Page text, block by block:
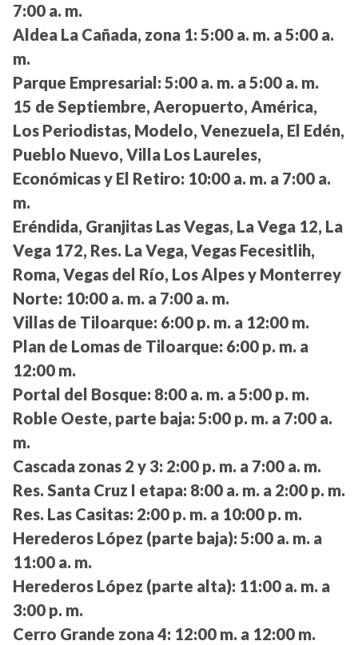
7:00 a. m.
Aldea La Cañada, zona 1: 5:00 a. m. a 5:00 a.
m.
Parque Empresarial: 5:00 a. m. a 5:00 a. m.
15 de Septiembre, Aeropuerto, América,
Los Periodistas, Modelo, Venezuela, El Edén,
Pueblo Nuevo, Villa Los Laureles,
Económicas y El Retiro: 10:00 a. m. a 7:00 a.
m.
Eréndida, Granjitas Las Vegas, La Vega 12, La
Vega 172, Res. La Vega, Vegas Fecesitlih,
Roma, Vegas del Río, Los Alpes y Monterrey
Norte: 10:00 a. m. a 7:00 a. m.
Villas de Tiloarque: 6:00 p. m. a 12:00 m.
Plan de Lomas de Tiloarque: 6:00 p. m. a
12:00 m.
Portal del Bosque: 8:00 a. m. a 5:00 p. m.
Roble Oeste, parte baja: 5:00 p. m. a 7:00 a.
m.
Cascada zonas 2 y 3: 2:00 p. m. a 7:00 a. m.
Res. Santa Cruz I etapa: 8:00 a. m. a 2:00 p. m.
Res. Las Casitas: 2:00 p. m. a 10:00 p. m.
Herederos López (parte baja): 5:00 a. m. a
11:00 a. m.
Herederos López (parte alta): 11:00 a. m. a
3:00 p. m.
Cerro Grande zona 4: 12:00 m. a 12:00 m.